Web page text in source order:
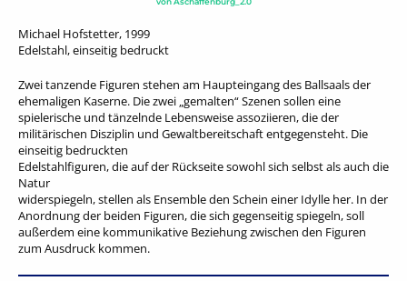
Michael Hofstetter, 1999
Edelstahl, einseitig bedruckt
Zwei tanzende Figuren stehen am Haupteingang des Ballsaals der
ehemaligen Kaserne. Die zwei „gemalten“ Szenen sollen eine
spielerische und tänzelnde Lebensweise assoziieren, die der
militärischen Disziplin und Gewaltbereitschaft entgegensteht. Die
einseitig bedruckten
Edelstahlfiguren, die auf der Rückseite sowohl sich selbst als auch die
Natur
widerspiegeln, stellen als Ensemble den Schein einer Idylle her. In der
Anordnung der beiden Figuren, die sich gegenseitig spiegeln, soll
außerdem eine kommunikative Beziehung zwischen den Figuren
zum Ausdruck kommen.